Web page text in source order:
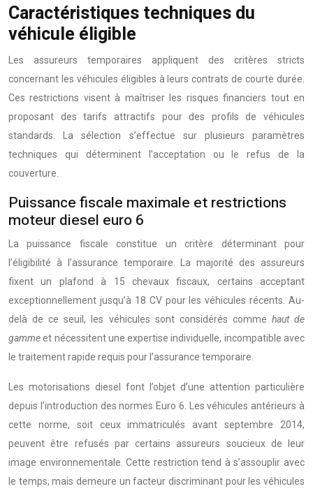
Caractéristiques techniques du
véhicule éligible
Les assureurs temporaires appliquent des critères stricts
concernant les véhicules éligibles à leurs contrats de courte durée.
Ces restrictions visent à maîtriser les risques financiers tout en
proposant des tarifs attractifs pour des profils de véhicules
standards. La sélection s’effectue sur plusieurs paramètres
techniques qui déterminent l’acceptation ou le refus de la
couverture.
Puissance fiscale maximale et restrictions
moteur diesel euro 6
La puissance fiscale constitue un critère déterminant pour
l’éligibilité à l’assurance temporaire. La majorité des assureurs
fixent un plafond à 15 chevaux fiscaux, certains acceptant
exceptionnellement jusqu’à 18 CV pour les véhicules récents. Au-
delà de ce seuil, les véhicules sont considérés comme haut de
gammeet nécessitent une expertise individuelle, incompatible avec
le traitement rapide requis pour l’assurance temporaire.
Les motorisations diesel font l’objet d’une attention particulière
depuis l’introduction des normes Euro 6. Les véhicules antérieurs à
cette norme, soit ceux immatriculés avant septembre 2014,
peuvent être refusés par certains assureurs soucieux de leur
image environnementale. Cette restriction tend à s’assouplir avec
le temps, mais demeure un facteur discriminant pour les véhicules